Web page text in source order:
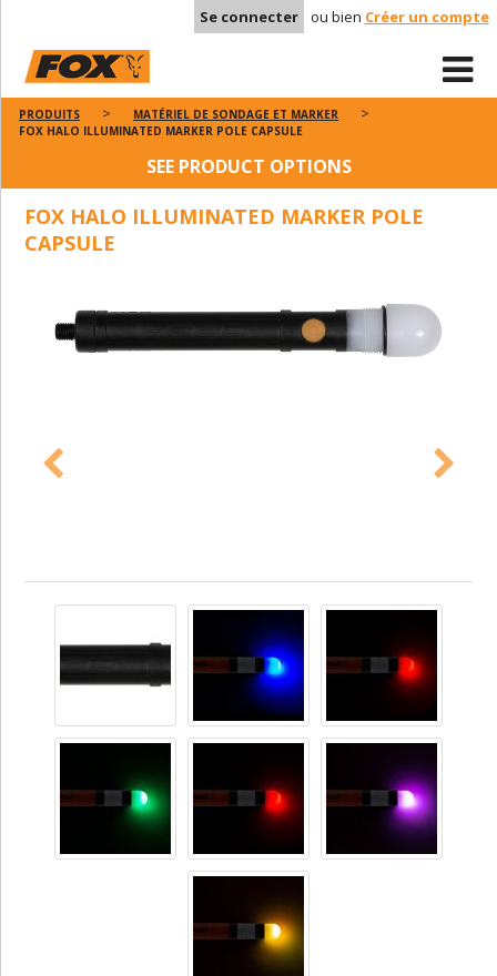
Se connecter ou bien Créer un compte
PRODUITS
MATÉRIEL DE SONDAGE ET MARKER
FOX HALO ILLUMINATED MARKER POLE CAPSULE
SEE PRODUCT OPTIONS
FOX HALO ILLUMINATED MARKER POLE
CAPSULE